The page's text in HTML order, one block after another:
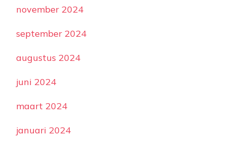
november 2024
september 2024
augustus 2024
juni 2024
maart 2024
januari 2024